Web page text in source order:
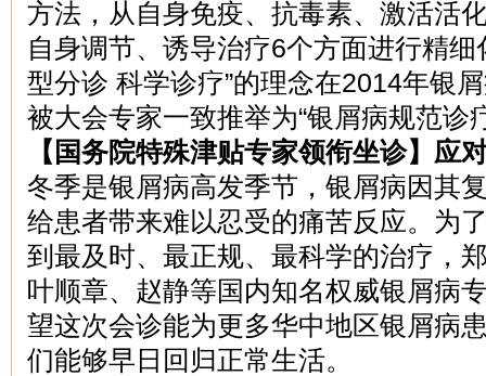
方法，从自身免疫、抗毒素、激活活
自身调节、诱导治疗6个方面进行精细
型分诊 科学诊疗”的理念在2014年银
被大会专家一致推举为“银屑病规范诊
【国务院特殊津贴专家领衔坐诊】应
冬季是银屑病高发季节，银屑病因其
给患者带来难以忍受的痛苦反应。为
到最及时、最正规、最科学的治疗，
叶顺章、赵静等国内知名权威银屑病
望这次会诊能为更多华中地区银屑病
们能够早日回归正常生活。